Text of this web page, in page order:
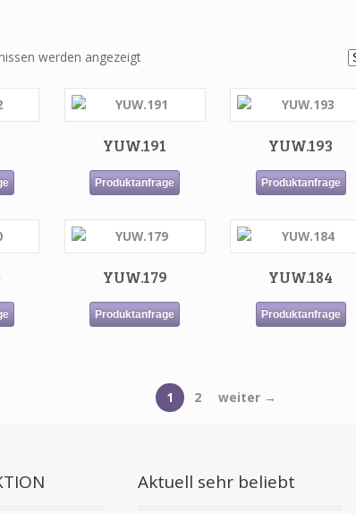
werden angezeigt
YUW.191
Produktanfrage
YUW.193
Produktanfrage
YUW.179
Produktanfrage
YUW.184
Produktanfrage
1 2 weiter →
Aktuell sehr beliebt